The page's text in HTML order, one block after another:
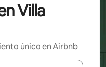
Villa
único en Airbnb